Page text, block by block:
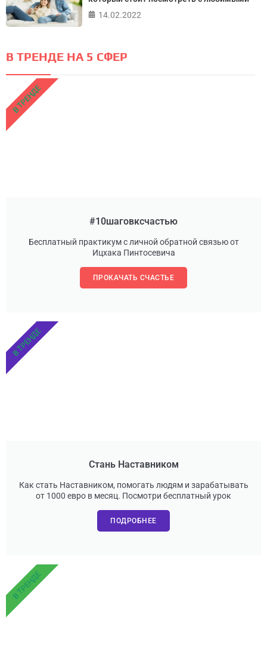
14.02.2022
В ТРЕНДЕ НА 5 СФЕР
#10шаговксчастью
Бесплатный практикум с личной обратной связью от
Ицхака Пинтосевича
ПРОКАЧАТЬ СЧАСТЬЕ
В ТРЕНДЕ
Стань Наставником
Как стать Наставником, помогать людям и зарабатывать
от 1000 евро в месяц. Посмотри бесплатный урок
ПОДРОБНЕЕ
В ТРЕНДЕ
В ТРЕНДЕ